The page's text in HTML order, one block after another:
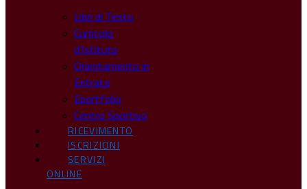
Libri di Testo
Curricolo
d’Istituto
Orientamento in
Entrata
Eportfolio
Centro Sportivo
RICEVIMENTO
ISCRIZIONI
SERVIZI
ONLINE